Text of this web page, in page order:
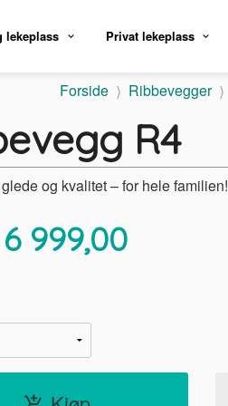
lekeplass Privat lekeplass
Forside Ribbevegger
R4
og kvalitet – for hele familien!
6 999,00